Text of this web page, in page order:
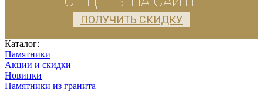
ПОЛУЧИТЬ СКИДКУ
Каталог:
Памятники
Акции и скидки
Новинки
Памятники из гранита